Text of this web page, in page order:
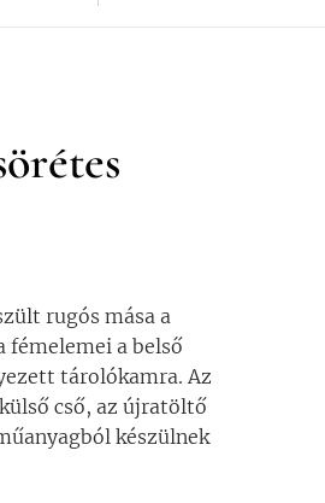
rugós mása a
fémelemei a belső
tárolókamra. Az
cső, az újratöltő
készülnek